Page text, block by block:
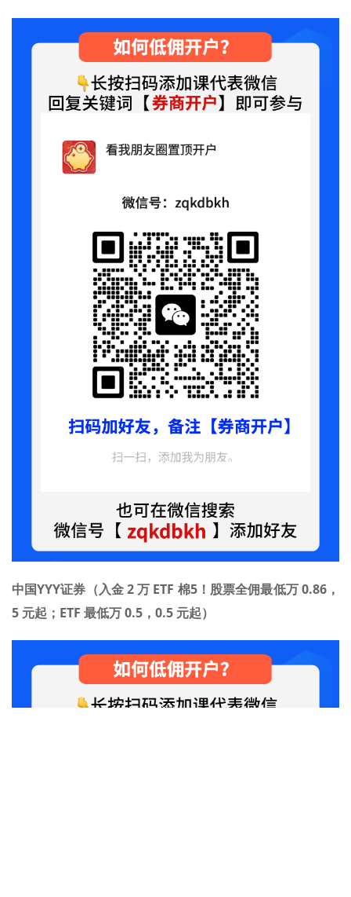
中国YYY证券（入金 2 万 ETF 棉5！股票全佣最低万 0.86，
5 元起；ETF 最低万 0.5，0.5 元起）